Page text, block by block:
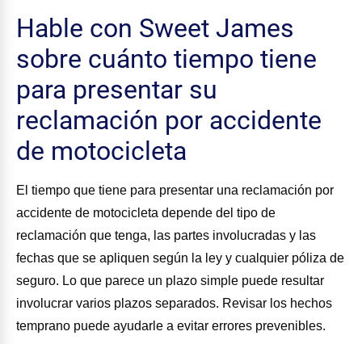
Hable con Sweet James
sobre cuánto tiempo tiene
para presentar su
reclamación por accidente
de motocicleta
El tiempo que tiene para presentar una reclamación por
accidente de motocicleta depende del tipo de
reclamación que tenga, las partes involucradas y las
fechas que se apliquen según la ley y cualquier póliza de
seguro. Lo que parece un plazo simple puede resultar
involucrar varios plazos separados. Revisar los hechos
temprano puede ayudarle a evitar errores prevenibles.